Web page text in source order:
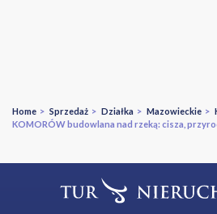
Home > Sprzedaż > Działka > Mazowieckie >
KOMORÓW budowlana nad rzeką: cisza,